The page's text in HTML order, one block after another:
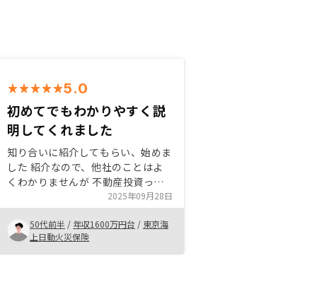
5.0
初めてでもわかりやすく説
明してくれました
知り合いに紹介してもらい、始めま
した 紹介なので、他社のことはよ
くわかりませんが 不動産投資って
いう難しいイメージだったのをとて
もご丁寧にわかりやすく教えていた
だきました 質問したこともすぐに
回答いただいたことや細かい気配り
もとても印象よかったです 面談と
2025年09月28日
50代前半 / 年収1600万円台 / 東京海
上日動火災保険